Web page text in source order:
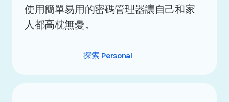
使用簡單易用的密碼管理器讓自己和家
人都高枕無憂。
探索 Personal